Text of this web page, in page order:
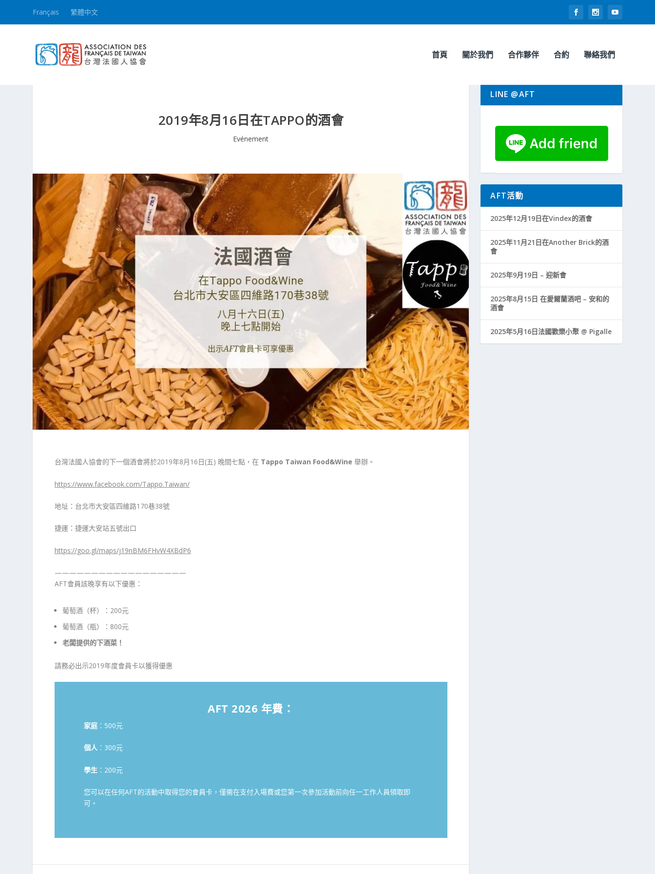
Français 繁體中文
首頁 關於我們 合作夥伴 合約 聯絡我們
2019年8月16日在TAPPO的酒會
Evénement
台灣法國人協會的下一個酒會將於2019年8月16日(五) 晚間七點，在 Tappo Taiwan Food&Wine 舉辦。
https://www.facebook.com/Tappo.Taiwan/
地址：台北市大安區四維路170巷38號
捷運：捷運大安站五號出口
https://goo.gl/maps/j19nBM6FHvW4XBdP6
——————————————————
AFT會員該晚享有以下優惠：
葡萄酒（杯）：200元
葡萄酒（瓶）：800元
老闆提供的下酒菜！
請務必出示2019年度會員卡以獲得優惠
AFT 2026 年費：
家庭：500元
個人：300元
學生：200元
您可以在任何AFT的活動中取得您的會員卡，僅需在支付入場費或您第一次參加活動前向任一工作人員領取即
可。
LINE @AFT
AFT活動
2025年12月19日在Vindex的酒會
2025年11月21日在Another Brick的酒
會
2025年9月19日 – 迎新會
2025年8月15日 在愛爾蘭酒吧 – 安和的
酒會
2025年5月16日法國歡樂小聚 @ Pigalle